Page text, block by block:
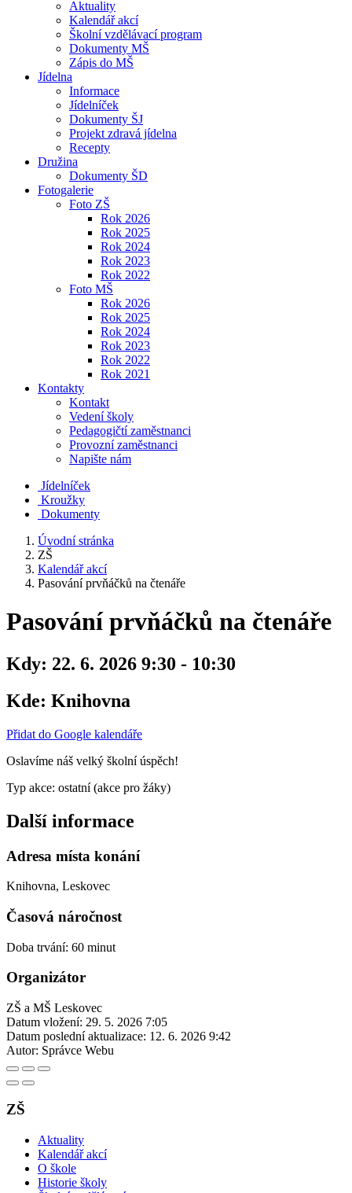
Aktuality
Kalendář akcí
Školní vzdělávací program
Dokumenty MŠ
Zápis do MŠ
Jídelna
Informace
Jídelníček
Dokumenty ŠJ
Projekt zdravá jídelna
Recepty
Družina
Dokumenty ŠD
Fotogalerie
Foto ZŠ
Rok 2026
Rok 2025
Rok 2024
Rok 2023
Rok 2022
Foto MŠ
Rok 2026
Rok 2025
Rok 2024
Rok 2023
Rok 2022
Rok 2021
Kontakty
Kontakt
Vedení školy
Pedagogičtí zaměstnanci
Provozní zaměstnanci
Napište nám
Jídelníček
Kroužky
Dokumenty
Úvodní stránka
ZŠ
Kalendář akcí
Pasování prvňáčků na čtenáře
Pasování prvňáčků na čtenáře
Kdy: 22. 6. 2026 9:30 - 10:30
Kde: Knihovna
Přidat do Google kalendáře
Oslavíme náš velký školní úspěch!
Typ akce: ostatní (akce pro žáky)
Další informace
Adresa místa konání
Knihovna, Leskovec
Časová náročnost
Doba trvání: 60 minut
Organizátor
ZŠ a MŠ Leskovec
Datum vložení: 29. 5. 2026 7:05
Datum poslední aktualizace: 12. 6. 2026 9:42
Autor: Správce Webu
ZŠ
Aktuality
Kalendář akcí
O škole
Historie školy